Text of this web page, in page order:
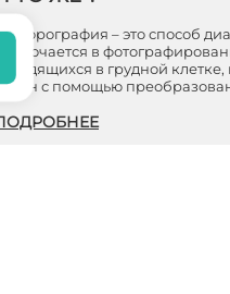
– это способ
заключается в
в грудной
с помощью